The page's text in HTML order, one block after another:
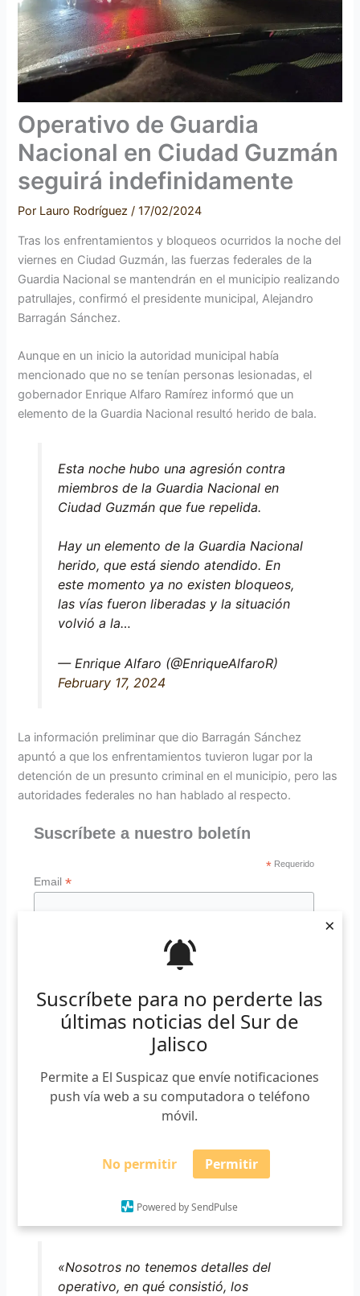
Suscríbete para no perderte las
últimas noticias del Sur de
Jalisco
Permite a El Suspicaz que envíe notificaciones
push vía web a su computadora o teléfono
móvil.
No permitir Permitir
Powered by SendPulse
×
Operativo de Guardia
Nacional en Ciudad Guzmán
seguirá indefinidamente
Por Lauro Rodríguez /17/02/2024
Tras los enfrentamientos y bloqueos ocurridos la noche del
viernes en Ciudad Guzmán, las fuerzas federales de la
Guardia Nacional se mantendrán en el municipio realizando
patrullajes, confirmó el presidente municipal, Alejandro
Barragán Sánchez.
Aunque en un inicio la autoridad municipal había
mencionado que no se tenían personas lesionadas, el
gobernador Enrique Alfaro Ramírez informó que un
elemento de la Guardia Nacional resultó herido de bala.
Esta noche hubo una agresión contra
miembros de la Guardia Nacional en
Ciudad Guzmán que fue repelida.
Hay un elemento de la Guardia Nacional
herido, que está siendo atendido. En
este momento ya no existen bloqueos,
las vías fueron liberadas y la situación
volvió a la…
— Enrique Alfaro (@EnriqueAlfaroR)
February 17, 2024
La información preliminar que dio Barragán Sánchez
apuntó a que los enfrentamientos tuvieron lugar por la
detención de un presunto criminal en el municipio, pero las
autoridades federales no han hablado al respecto.
Suscríbete a nuestro boletín
* Requerido
Email*
El coordinador general Estratégico de Seguridad, Ricardo
Sánchez Beruben, informó de tres bloqueos confirmados.
El primero en la salida hacia El Grullo, el segundo, en la
carretera que conecta con Zapotiltic, y el último, en el
libramiento de la Laguna. Añadió que el enfrentamiento
inicial se dio en la carretera hacia Tonaya.
encabezan fuerzas federales y las estatales, así como las
municipales, sólo fungieron de apoyo. Además, reconoció
incluso a él le limitaron el acceso a la información.
«Nosotros no tenemos detalles del
operativo, en qué consistió, los